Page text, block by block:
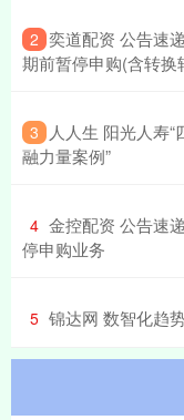
2 奕道配资 公告速
期前暂停申购(含转
3 人人生 阳光人寿“
融力量案例”
4 金控配资 公告速
停申购业务
5 锦达网 数智化趋